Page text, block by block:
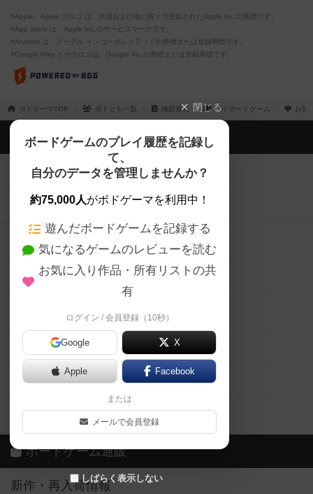
※Apple、Apple のロゴ は、米国および他の国々で登録されたApple Inc.の商標です。
※App Store は、Apple Inc.のサービスマークです。
※Android は、グーグル インコーポレイテッドの商標または登録商標です。
※Google Play とそのロゴは、Google Inc.の商標または登録商標です。
ボドゲーマTOP ボドとも一覧 織田首長 マイボードゲーム お気
閉じる
ボードゲームのプレイ履歴を記録し
て、
自分のデータを管理しませんか？
約75,000人がボドゲーマを利用中！
遊んだボードゲームを記録する
気になるゲームのレビューを読む
お気に入り作品・所有リストの共
有
ログイン / 会員登録（10秒）
Google X
Apple Facebook
または
メールで会員登録
しばらく表示しない
ボドゲーマTOP
ボードゲームを検索する
ボードゲームの新着レビュー
ボードゲーム会情報
メカニクス特集
掲示板・トピックス
ボドとも・会員一覧
ボードゲーム業界コラム
ボドゲーマご利用案内
ボードゲーム通販
新作・再入荷情報